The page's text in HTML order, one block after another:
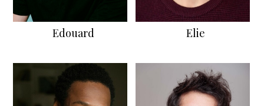
Edouard Elie